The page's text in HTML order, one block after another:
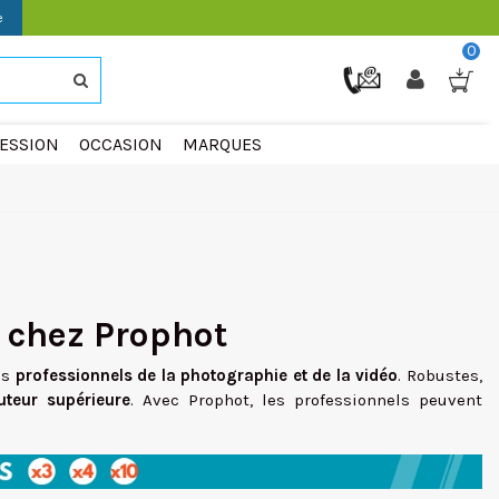
0
OCCASION MARQUES
Prophot
professionnels de la photographie et de la vidéo. Robustes,
supérieure. Avec Prophot, les professionnels peuvent